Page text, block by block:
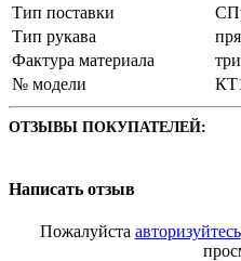
Тип поставки
Тип рукава
Фактура материала
№ модели
ОТЗЫВЫ ПОКУПАТЕЛЕЙ:
Написать отзыв
Пожалуйста авторизуйтесь